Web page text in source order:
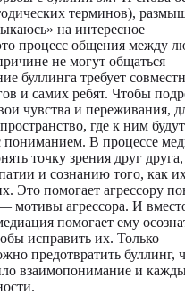
терминов),
на интересное
процесс общения между
не могут общаться
буллинга требует
и самих ребят. Чтобы
чувства и переживания,
где к ним будут
пониманием. В процессе
точку зрения друг
и сознанию того, как
Это помогает агрессору
мотивы агрессора. И
помогает ему
исправить их. Только
предотвратить буллинг,
взаимопонимание и